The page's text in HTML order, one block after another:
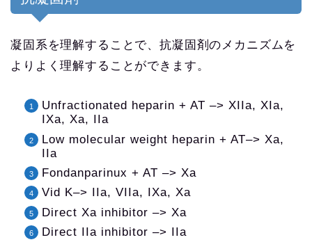
凝固系を理解することで、抗凝固剤のメカニズムを
よりよく理解することができます。
Unfractionated heparin + AT –> XIIa, XIa,
IXa, Xa, IIa
Low molecular weight heparin + AT–> Xa,
IIa
Fondanparinux + AT –> Xa
Vid K–> IIa, VIIa, IXa, Xa
Direct Xa inhibitor –> Xa
Direct IIa inhibitor –> IIa